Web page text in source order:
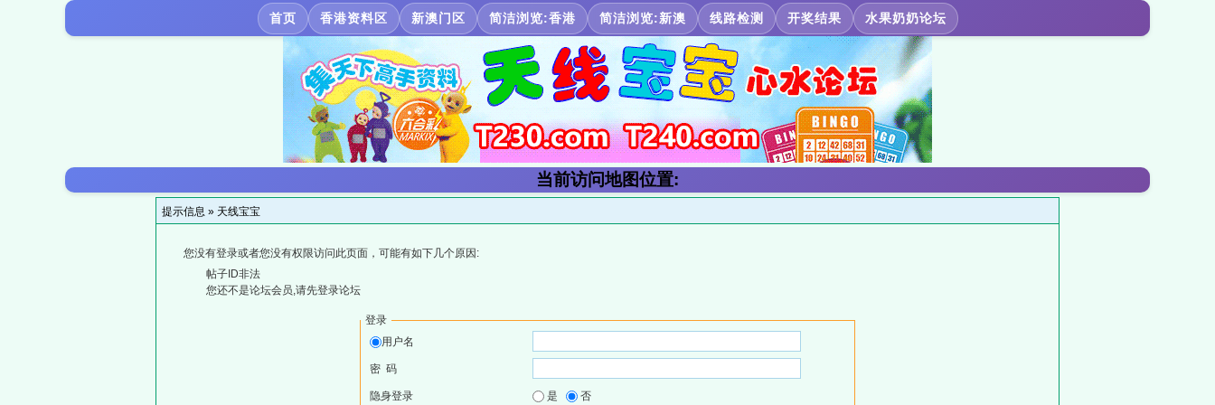
首页 香港资料区 新澳门区 简洁浏览:香港 简洁浏览:新澳 线路检测 开奖结果 水果奶奶论坛
当前访问地图位置:
提示信息 » 天线宝宝
您没有登录或者您没有权限访问此页面，可能有如下几个原因:
帖子ID非法
您还不是论坛会员,请先登录论坛
登录
用户名
密 码
隐身登录 是 否